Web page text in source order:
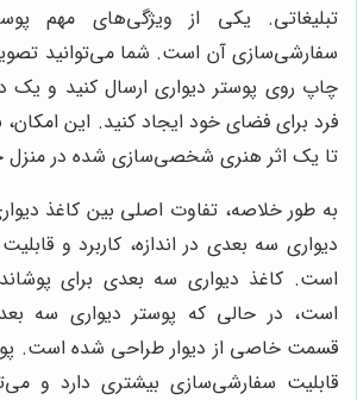
تبلیغاتی. یکی از ویژگی‌های مهم
سفارشی‌سازی آن است. شما می‌توانید
چاپ روی پوستر دیواری ارسال کنید و یک
فرد برای فضای خود ایجاد کنید. این
تا یک اثر هنری شخصی‌سازی شده در منزل
به طور خلاصه، تفاوت اصلی بین کاغذ
دیواری سه بعدی در اندازه، کاربرد و
است. کاغذ دیواری سه بعدی برای
است، در حالی که پوستر دیواری سه
قسمت خاصی از دیوار طراحی شده است.
قابلیت سفارشی‌سازی بیشتری دارد و